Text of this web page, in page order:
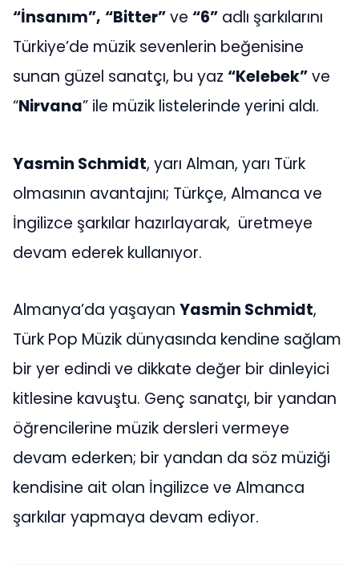
“İnsanım”, “Bitter”ve “6” adlı şarkılarını
Türkiye’de müzik sevenlerin beğenisine
sunan güzel sanatçı, bu yaz “Kelebek”ve
“Nirvana” ile müzik listelerinde yerini aldı.
Yasmin Schmidt, yarı Alman, yarı Türk
olmasının avantajını; Türkçe, Almanca ve
İngilizce şarkılar hazırlayarak, üretmeye
devam ederek kullanıyor.
Almanya’da yaşayan Yasmin Schmidt,
Türk Pop Müzik dünyasında kendine sağlam
bir yer edindi ve dikkate değer bir dinleyici
kitlesine kavuştu. Genç sanatçı, bir yandan
öğrencilerine müzik dersleri vermeye
devam ederken; bir yandan da söz müziği
kendisine ait olan İngilizce ve Almanca
şarkılar yapmaya devam ediyor.